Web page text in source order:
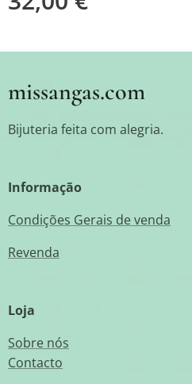
missangas.com
Bijuteria feita com alegria.
Informação
Condições Gerais de venda
Revenda
Loja
Sobre nós
Contacto